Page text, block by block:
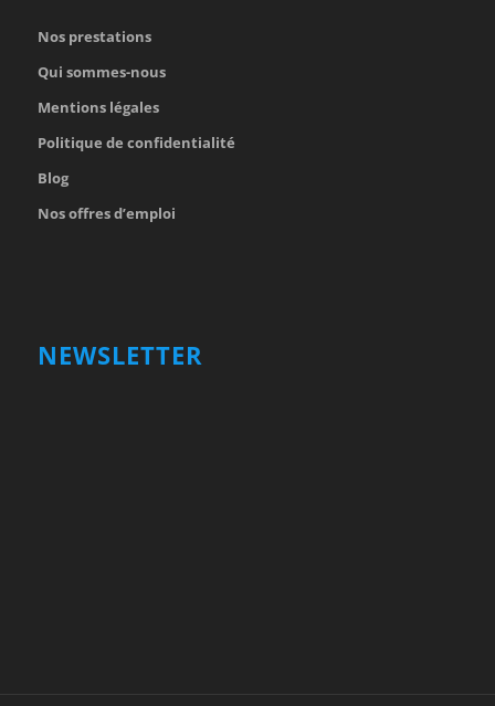
Nos prestations
Qui sommes-nous
Mentions légales
Politique de confidentialité
Blog
Nos offres d’emploi
NEWSLETTER